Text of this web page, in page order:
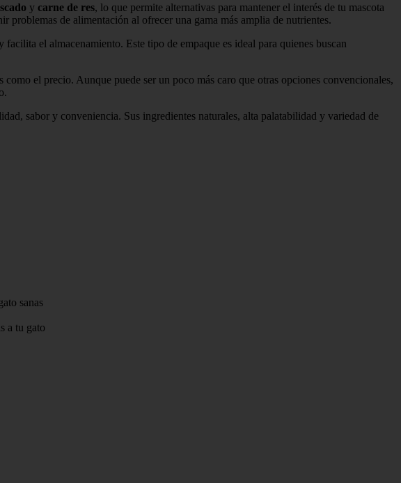
y carne de res, lo que permite alternativas para mantener el interés de tu mascota
problemas de alimentación al ofrecer una gama más amplia de nutrientes.
facilita el almacenamiento. Este tipo de empaque es ideal para quienes buscan
el precio. Aunque puede ser un poco más caro que otras opciones convencionales,
sabor y conveniencia. Sus ingredientes naturales, alta palatabilidad y variedad de
sanas
a tu gato